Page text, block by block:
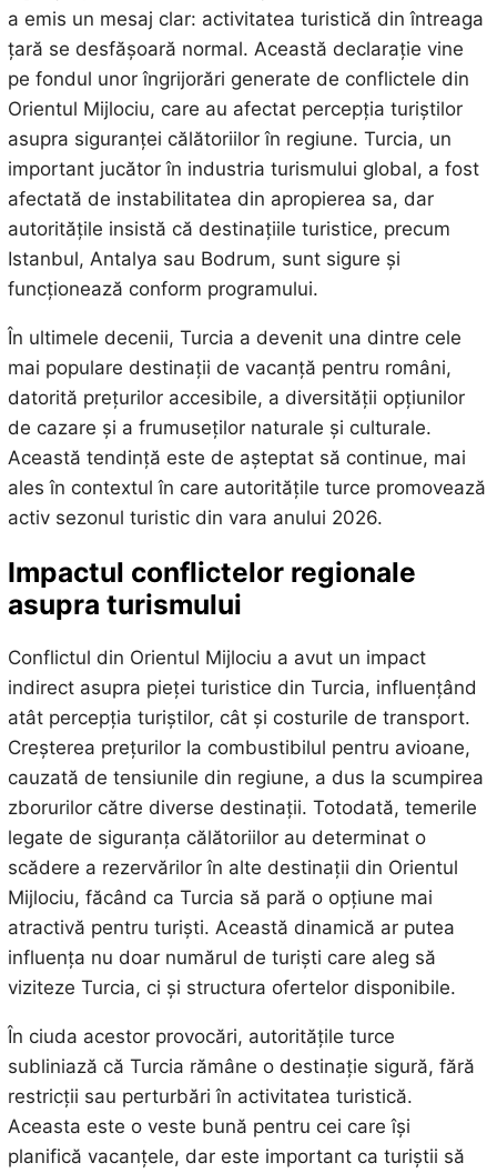
a emis un mesaj clar: activitatea turistică din întreaga
țară se desfășoară normal. Această declarație vine
pe fondul unor îngrijorări generate de conflictele din
Orientul Mijlociu, care au afectat percepția turiștilor
asupra siguranței călătoriilor în regiune. Turcia, un
important jucător în industria turismului global, a fost
afectată de instabilitatea din apropierea sa, dar
autoritățile insistă că destinațiile turistice, precum
Istanbul, Antalya sau Bodrum, sunt sigure și
funcționează conform programului.
În ultimele decenii, Turcia a devenit una dintre cele
mai populare destinații de vacanță pentru români,
datorită prețurilor accesibile, a diversității opțiunilor
de cazare și a frumuseților naturale și culturale.
Această tendință este de așteptat să continue, mai
ales în contextul în care autoritățile turce promovează
activ sezonul turistic din vara anului 2026.
Impactul conflictelor regionale
asupra turismului
Conflictul din Orientul Mijlociu a avut un impact
indirect asupra pieței turistice din Turcia, influențând
atât percepția turiștilor, cât și costurile de transport.
Creșterea prețurilor la combustibilul pentru avioane,
cauzată de tensiunile din regiune, a dus la scumpirea
zborurilor către diverse destinații. Totodată, temerile
legate de siguranța călătoriilor au determinat o
scădere a rezervărilor în alte destinații din Orientul
Mijlociu, făcând ca Turcia să pară o opțiune mai
atractivă pentru turiști. Această dinamică ar putea
influența nu doar numărul de turiști care aleg să
viziteze Turcia, ci și structura ofertelor disponibile.
În ciuda acestor provocări, autoritățile turce
subliniază că Turcia rămâne o destinație sigură, fără
restricții sau perturbări în activitatea turistică.
Aceasta este o veste bună pentru cei care își
planifică vacanțele, dar este important ca turiștii să